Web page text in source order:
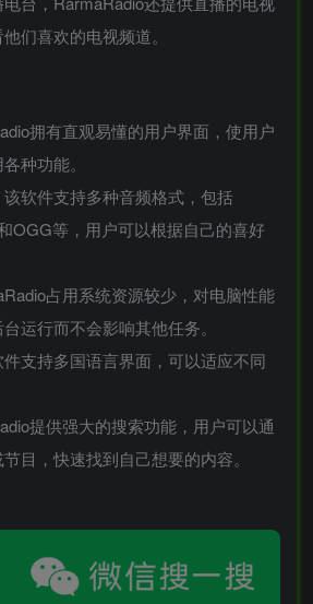
们喜欢的电视频道。
拥有直观易懂的用户界面，使用户
种功能。
软件支持多种音频格式，包括
OGG等，用户可以根据自己的喜好
占用系统资源较少，对电脑性能
运行而不会影响其他任务。
支持多国语言界面，可以适应不同
提供强大的搜索功能，用户可以通
目，快速找到自己想要的内容。